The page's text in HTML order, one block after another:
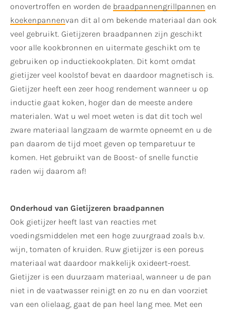
onovertroffen en worden de braadpannengrillpannen en
koekenpannenvan dit al om bekende materiaal dan ook
veel gebruikt. Gietijzeren braadpannen zijn geschikt
voor alle kookbronnen en uitermate geschikt om te
gebruiken op inductiekookplaten. Dit komt omdat
gietijzer veel koolstof bevat en daardoor magnetisch is.
Gietijzer heeft een zeer hoog rendement wanneer u op
inductie gaat koken, hoger dan de meeste andere
materialen. Wat u wel moet weten is dat dit toch wel
zware materiaal langzaam de warmte opneemt en u de
pan daarom de tijd moet geven op temparetuur te
komen. Het gebruikt van de Boost- of snelle functie
raden wij daarom af!
Onderhoud van Gietijzeren braadpannen
Ook gietijzer heeft last van reacties met
voedingsmiddelen met een hoge zuurgraad zoals b.v.
wijn, tomaten of kruiden. Ruw gietijzer is een poreus
materiaal wat daardoor makkelijk oxideert-roest.
Gietijzer is een duurzaam materiaal, wanneer u de pan
niet in de vaatwasser reinigt en zo nu en dan voorziet
van een olielaag, gaat de pan heel lang mee. Met een